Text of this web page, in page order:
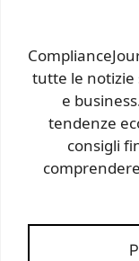
tutte le notizie
e
tendenze
consigli